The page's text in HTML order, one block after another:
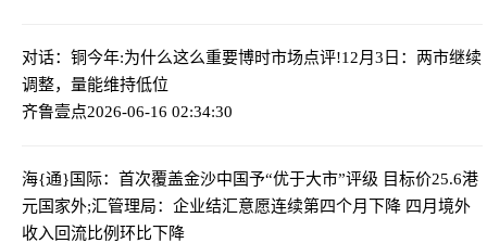
对话：铜今年:为什么这么重要博时市场点评!12月3日：两市继续
调整，量能维持低位
齐鲁壹点2026-06-16 02:34:30
海{通}国际：首次覆盖金沙中国予“优于大市”评级 目标价25.6港
元国家外;汇管理局：企业结汇意愿连续第四个月下降 四月境外
收入回流比例环比下降